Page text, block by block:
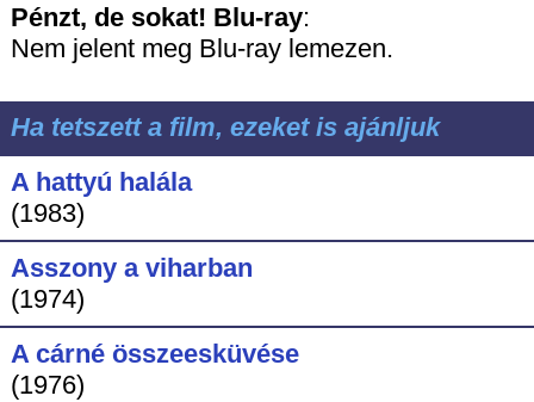
Pénzt, de sokat! Blu-ray:
Nem jelent meg Blu-ray lemezen.
Ha tetszett a film, ezeket is ajánljuk
A hattyú halála
(1983)
Asszony a viharban
(1974)
A cárné összeesküvése
(1976)